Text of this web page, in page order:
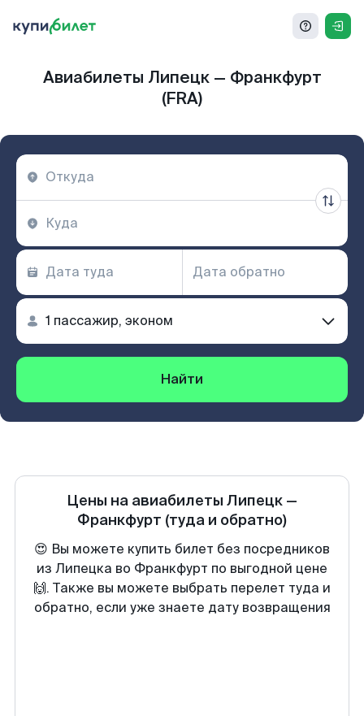
Авиабилеты Липецк — Франкфурт
(FRA)
Найти
Цены на авиабилеты Липецк —
Франкфурт (туда и обратно)
😍 Вы можете купить билет без посредников
из Липецка во Франкфурт по выгодной цене
🙌. Также вы можете выбрать перелет туда и
обратно, если уже знаете дату возвращения